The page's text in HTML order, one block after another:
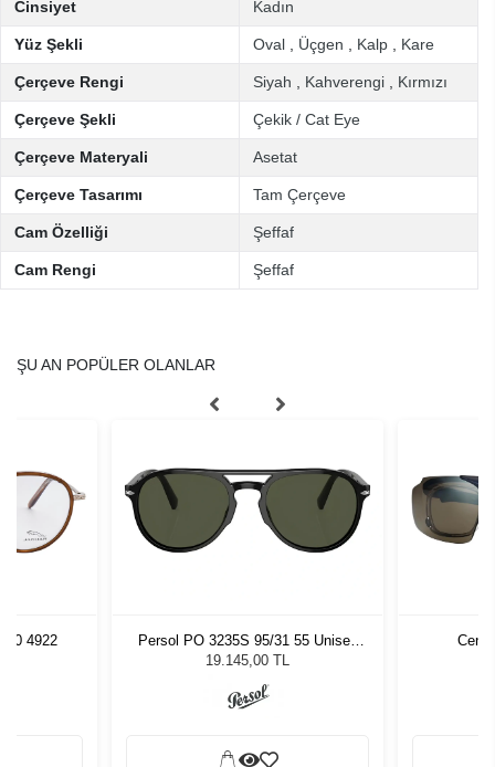
Cinsiyet Kadın
Yüz Şekli Oval Üçgen Kalp Kare
Çerçeve Rengi Siyah Kahverengi Kırmızı
Çerçeve Şekli Çekik / Cat Eye
Çerçeve Materyali Asetat
Çerçeve Tasarımı Tam Çerçeve
Cam Özelliği Şeffaf
Cam Rengi Şeffaf
ŞU AN POPÜLER OLANLAR
4922
Persol PO 3235S 95/31 55 Unisex
Güneş Gözlüğü
19.145,00 TL